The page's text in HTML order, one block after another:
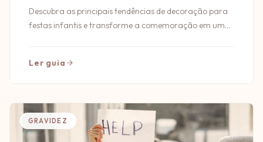
Descubra as principais tendências de decoração para
festas infantis e transforme a comemoração em um
Ler guia
GRAVIDEZ